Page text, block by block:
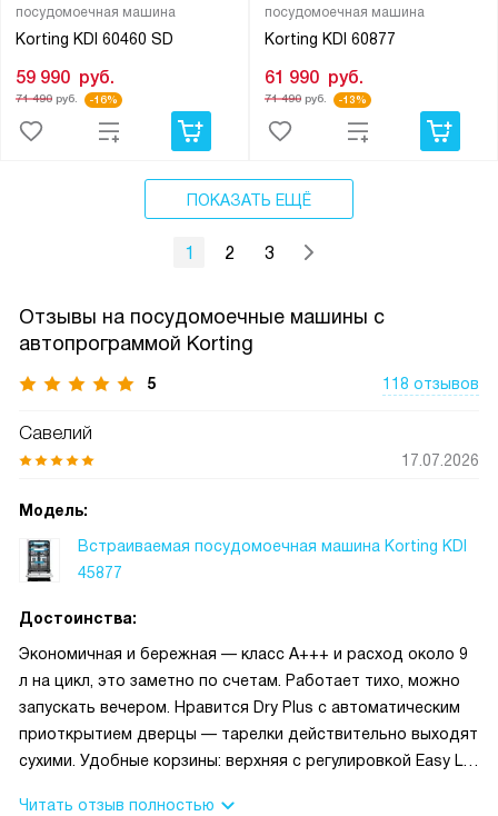
посудомоечная машина
Korting KDI 60460 SD
59 990 руб.
71 490руб. -16%
посудомоечная машина
Korting KDI 60877
61 990 руб.
71 490руб. -13%
ПОКАЗАТЬ ЕЩЁ
1 2 3
Отзывы на посудомоечные машины с
автопрограммой Korting
5 118 отзывов
Савелий
17.07.2026
Модель:
Встраиваемая посудомоечная машина Korting KDI
45877
Достоинства:
Экономичная и бережная — класс A+++ и расход около 9
л на цикл, это заметно по счетам. Работает тихо, можно
запускать вечером. Нравится Dry Plus с автоматическим
приоткрытием дверцы — тарелки действительно выходят
сухими. Удобные корзины: верхняя с регулировкой Easy Lift
Читать отзыв полностью